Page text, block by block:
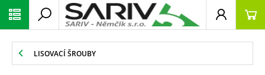
LISOVACÍ ŠROUBY